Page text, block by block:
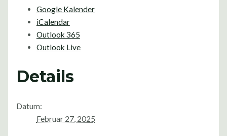
Google Kalender
iCalendar
Outlook 365
Outlook Live
Details
Datum:
Februar 27, 2025